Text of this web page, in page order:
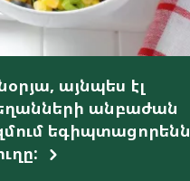
այնպես էլ
անբաժան
եգիպտացորենն